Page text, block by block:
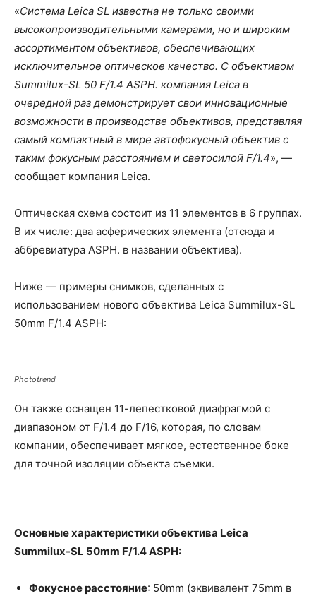
«Система Leica SL известна не только своими
высокопроизводительными камерами, но и широким
ассортиментом объективов, обеспечивающих
исключительное оптическое качество. С объективом
Summilux-SL 50 F/1.4 ASPH. компания Leica в
очередной раз демонстрирует свои инновационные
возможности в производстве объективов, представляя
самый компактный в мире автофокусный объектив с
таким фокусным расстоянием и светосилой F/1.4», —
сообщает компания Leica.
Оптическая схема состоит из 11 элементов в 6 группах.
В их числе: два асферических элемента (отсюда и
аббревиатура ASPH. в названии объектива).
Ниже — примеры снимков, сделанных с
использованием нового объектива Leica Summilux-SL
50mm F/1.4 ASPH:
Phototrend
Он также оснащен 11-лепестковой диафрагмой с
диапазоном от F/1.4 до F/16, которая, по словам
компании, обеспечивает мягкое, естественное боке
для точной изоляции объекта съемки.
Основные характеристики объектива Leica
Summilux-SL 50mm F/1.4 ASPH:
Фокусное расстояние: 50mm (эквивалент 75mm в